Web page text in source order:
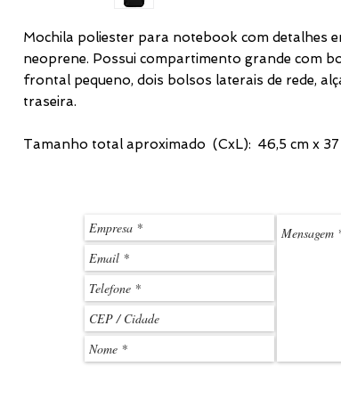
Mochila poliester para notebook com detalhes
neoprene. Possui compartimento grande com
frontal pequeno, dois bolsos laterais de rede,
traseira.
Tamanho total aproximado (CxL): 46,5 cm x 37